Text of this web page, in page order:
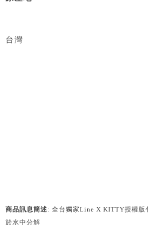
台灣
商品訊息簡述: 全台獨家Line X KITTY授權版
於水中分解